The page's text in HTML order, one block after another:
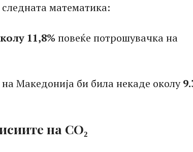
математика:
11,8%повеќе потрошувачка на
Македонија би била некаде околу
на CO₂